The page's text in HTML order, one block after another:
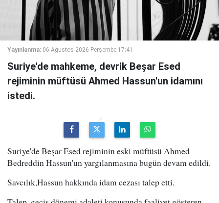
Yayınlanma: 06 Ağustos 2026 Perşembe 17:41
Suriye'de mahkeme, devrik Beşar Esed
rejiminin müftüsü Ahmed Hassun'un idamını
istedi.
Suriye'de Beşar Esed rejiminin eski müftüsü Ahmed
Bedreddin Hassun'un yargılanmasına bugün devam edildi.
Savcılık,Hassun hakkında idam cezası talep etti.